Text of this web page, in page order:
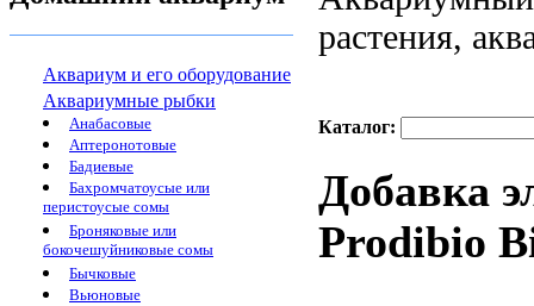
Аквариум и его оборудование
Аквариумные рыбки
Анабасовые
Аптеронотовые
Бадиевые
Бахромчатоусые или
перистоусые сомы
Броняковые или
бокочешуйниковые сомы
Бычковые
Вьюновые
растения,
Каталог:
Добавка
Prodibio